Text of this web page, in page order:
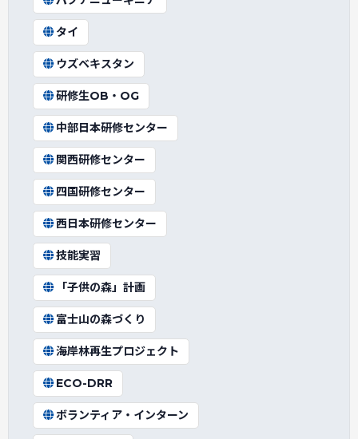
タイ
ウズベキスタン
研修生OB・OG
中部日本研修センター
関西研修センター
四国研修センター
西日本研修センター
技能実習
「子供の森」計画
富士山の森づくり
海岸林再生プロジェクト
ECO-DRR
ボランティア・インターン